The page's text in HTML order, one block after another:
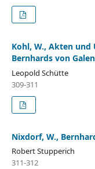
Kohl, W., Akten
Bernhards von
Leopold Schütte
309-311
Nixdorf, W.,
Robert Stupperich
311-312